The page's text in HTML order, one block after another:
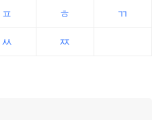
ㅍ ㅎ ㄲ
ㅆ ㅉ